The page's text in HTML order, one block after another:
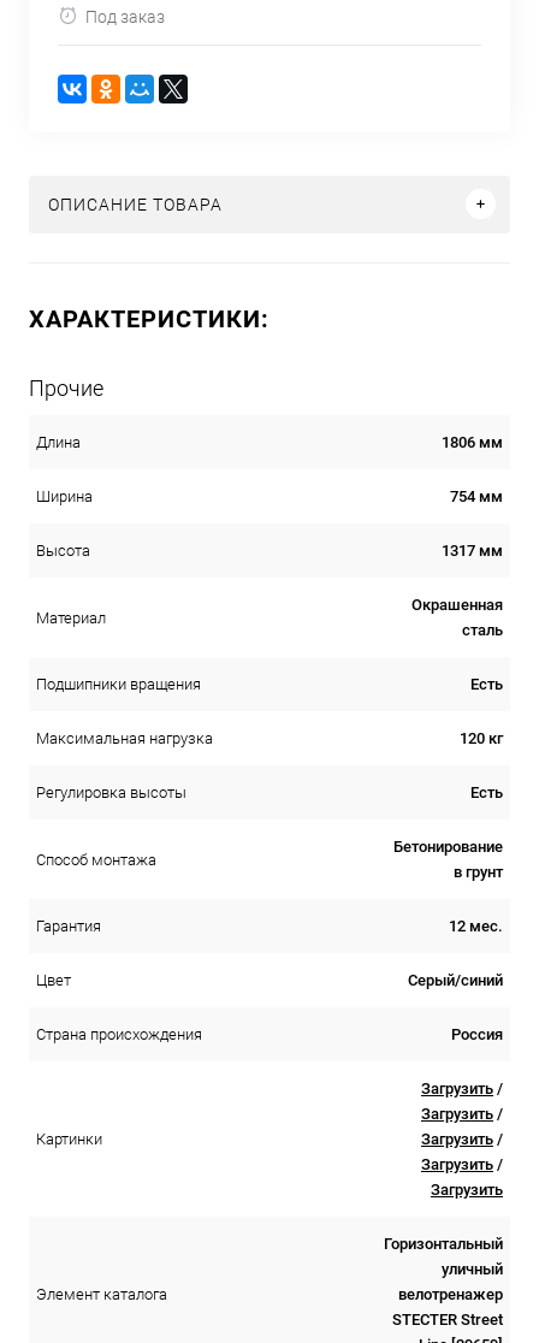
Под заказ
ОПИСАНИЕ ТОВАРА
ХАРАКТЕРИСТИКИ:
Прочие
Длина 1806 мм
Ширина 754 мм
Высота 1317 мм
Материал
Окрашенная
сталь
Подшипники вращения Есть
Максимальная нагрузка 120 кг
Регулировка высоты Есть
Способ монтажа
Бетонирование
в грунт
Гарантия 12 мес.
Цвет Серый/синий
Страна происхождения Россия
Картинки
Загрузить /
Загрузить /
Загрузить /
Загрузить /
Загрузить
Элемент каталога
Горизонтальный
уличный
велотренажер
STECTER Street